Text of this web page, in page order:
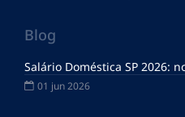
Blog
Salário Doméstica SP 2026:
01 jun 2026